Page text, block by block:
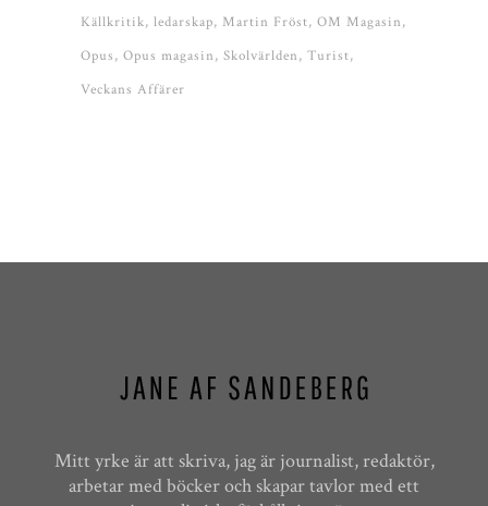
Källkritik ledarskap Martin Fröst OM Magasin
Opus Opus magasin Skolvärlden Turist
Veckans Affärer
Mitt yrke är att skriva, jag är journalist, redaktör,
arbetar med böcker och skapar tavlor med ett